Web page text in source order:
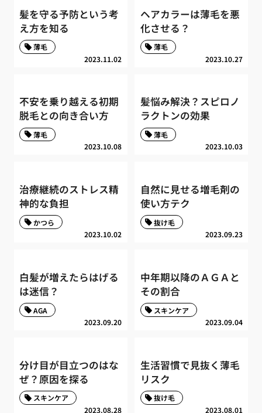
髪を守る予防という考
え方を知る
2023.11.02
薄毛
ヘアカラーは薄毛を悪
化させる？
2023.10.27
薄毛
不安を乗り越える初期
脱毛との向き合い方
2023.10.08
薄毛
髪悩み解決？スピロノ
ラクトンの効果
2023.10.03
薄毛
治療継続のストレス精
神的な負担
2023.10.02
かつら
自然に見せる増毛剤の
使い方テク
2023.09.23
抜け毛
白髪が増えたらはげる
は迷信？
2023.09.20
AGA
中年期以降のＡＧＡと
その割合
2023.09.04
スキンケア
分け目が目立つのはな
ぜ？原因を探る
2023.08.28
スキンケア
生活習慣で見抜く薄毛
リスク
2023.08.01
抜け毛